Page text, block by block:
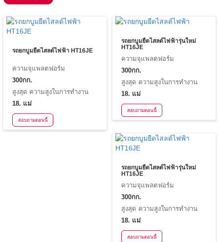
รถยกบูมยืดไสลด์ไฟฟ้า HT16JE
ความจุแพลตฟอร์ม
300กก.
สูงสุด ความสูงในการทำงาน
18. แม่
สอบถามตอนนี้
รถยกบูมยืดไสลด์ไฟฟ้ารุ่นใหม่
HT16JE
ความจุแพลตฟอร์ม
300กก.
สูงสุด ความสูงในการทำงาน
18. แม่
สอบถามตอนนี้
รถยกบูมยืดไสลด์ไฟฟ้ารุ่นใหม่
HT16JE
ความจุแพลตฟอร์ม
300กก.
สูงสุด ความสูงในการทำงาน
18. แม่
สอบถามตอนนี้